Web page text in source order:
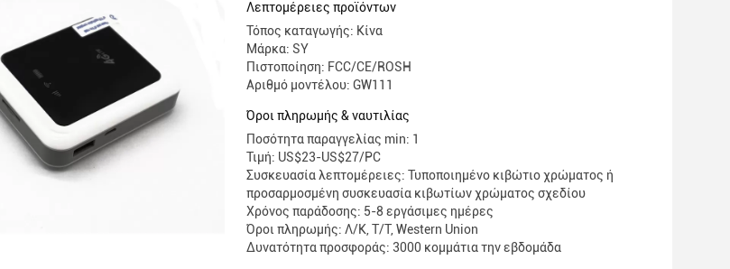
Λεπτομέρειες προϊόντων
Τόπος καταγωγής: Κίνα
Μάρκα: SY
Πιστοποίηση: FCC/CE/ROSH
Αριθμό μοντέλου: GW111
Όροι πληρωμής & ναυτιλίας
Ποσότητα παραγγελίας min: 1
Τιμή: US$23-US$27/PC
Συσκευασία λεπτομέρειες: Τυποποιημένο κιβώτιο χρώματος ή
προσαρμοσμένη συσκευασία κιβωτίων χρώματος σχεδίου
Χρόνος παράδοσης: 5-8 εργάσιμες ημέρες
Όροι πληρωμής: Λ/Κ, Τ/Τ, Western Union
Δυνατότητα προσφοράς: 3000 κομμάτια την εβδομάδα